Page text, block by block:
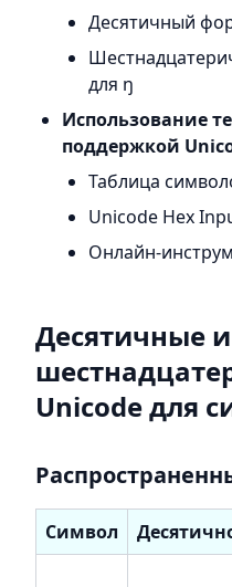
Десятичный
для ŋ
Использование
поддержкой
Таблица
Unicode Hex
Онлайн-
Десятичные и
Unicode для
Символ